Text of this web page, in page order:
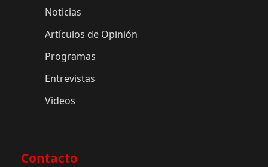
Noticias
Artículos de Opinión
Programas
Entrevistas
Videos
Contacto